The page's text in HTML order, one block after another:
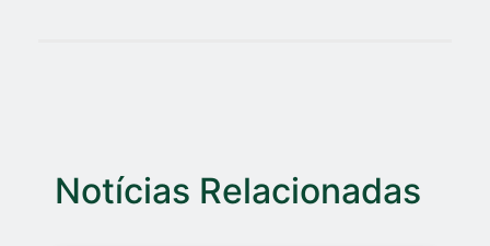
Notícias Relacionadas